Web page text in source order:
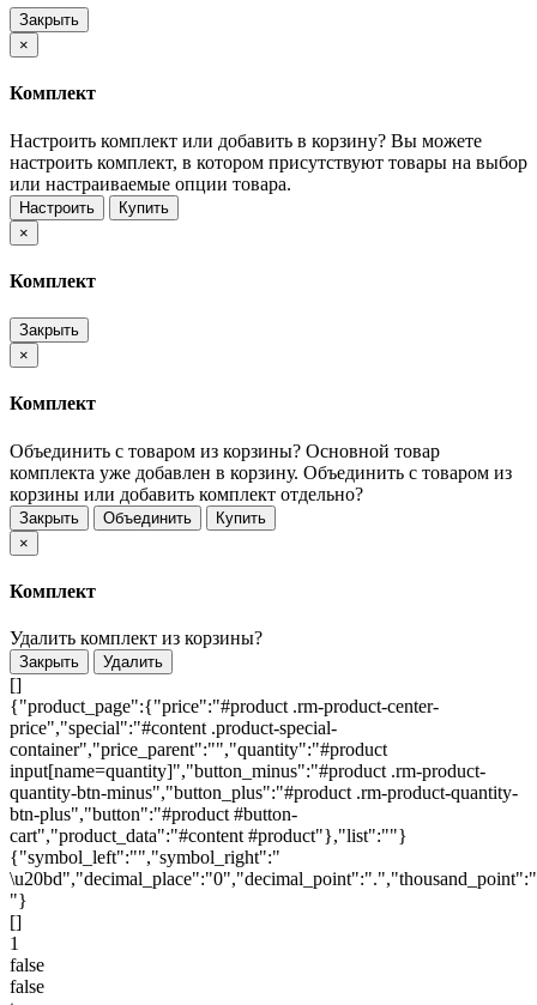
Закрыть
×
Комплект
Настроить комплект или добавить в корзину? Вы можете
настроить комплект, в котором присутствуют товары на выбор
или настраиваемые опции товара.
Настроить
Купить
×
Комплект
Закрыть
×
Комплект
Объединить с товаром из корзины? Основной товар
комплекта уже добавлен в корзину. Объединить с товаром из
корзины или добавить комплект отдельно?
Закрыть Объединить
Купить
×
Комплект
Удалить комплект из корзины?
Закрыть Удалить
[]
{"product_page":{"price":"#product .rm-product-center-
price","special":"#content .product-special-
container","price_parent":"","quantity":"#product
input[name=quantity]","button_minus":"#product .rm-product-
quantity-btn-minus","button_plus":"#product .rm-product-quantity-
btn-plus","button":"#product #button-
cart","product_data":"#content #product"},"list":""}
{"symbol_left":"","symbol_right":"
\u20bd","decimal_place":"0","decimal_point":".","thousand_point":"
"}
[]
1
false
false